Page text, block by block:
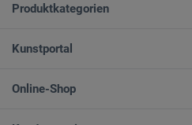
Produktkategorien
Kunstportal
Online-Shop